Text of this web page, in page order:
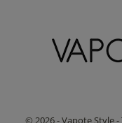
© 2026 - Vapote Style